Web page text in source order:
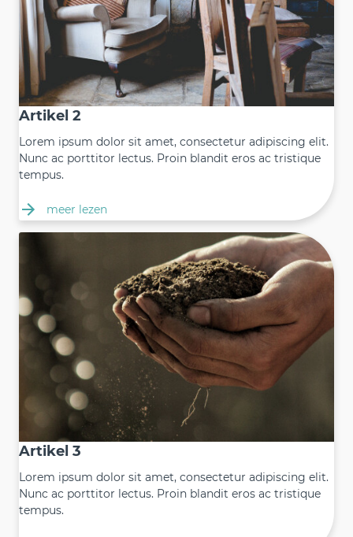
Artikel 2
Lorem ipsum dolor sit amet, consectetur adipiscing elit.
Nunc ac porttitor lectus. Proin blandit eros ac tristique
tempus.
meer lezen
Artikel 3
Lorem ipsum dolor sit amet, consectetur adipiscing elit.
Nunc ac porttitor lectus. Proin blandit eros ac tristique
tempus.